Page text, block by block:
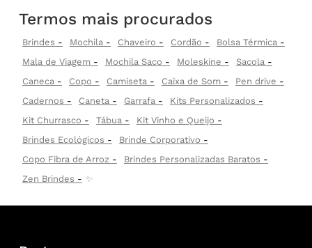
Termos mais procurados
Brindes Mochila Chaveiro Cordão
Bolsa Térmica
Mala de Viagem
Mochila Saco Moleskine
Sacola
Caneca
Copo Camiseta Caixa de Som
Pen drive
Cadernos
Caneta Garrafa
Kits Personalizados
Kit Churrasco
Tábua
Kit Vinho e Queijo
Brindes Ecológicos
Brinde Corporativo
Copo Fibra de Arroz
Brindes Personalizadas Baratos
Zen Brindes
✨